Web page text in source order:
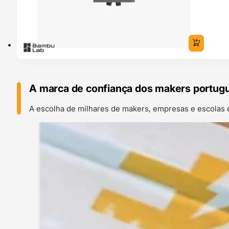
A marca de confiança dos makers
A escolha de milhares de makers, empresas e escolas